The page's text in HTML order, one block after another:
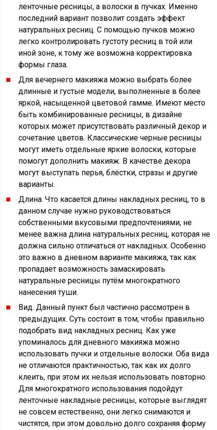
ленточные ресницы, а волоски в пучках. Именно
последний вариант позволит создать эффект
натуральных ресниц. С помощью пучков можно
легко контролировать густоту ресниц в той или
иной зоне, к тому же возможна корректировка
формы глаза.
Для вечернего макияжа можно выбрать более
длинные и густые модели, выполненные в более
яркой, насыщенной цветовой гамме. Имеют место
быть комбинированные ресницы, в дизайне
которых может присутствовать различный декор и
сочетание цветов. Классические черные ресницы
могут иметь отдельные яркие волоски, которые
помогут дополнить макияж. В качестве декора
могут выступать перья, блёстки, стразы и другие
варианты.
Длина. Что касается длины накладных ресниц, то в
данном случае нужно руководствоваться
собственными вкусовыми предпочтениями, не
менее важна длина натуральных ресниц, которая не
должна сильно отличаться от накладных. Особенно
это важно в дневном варианте макияжа, так как
пропадает возможность замаскировать
натуральные ресницы путём многократного
нанесения туши.
Вид. Данный пункт был частично рассмотрен в
предыдущих. Суть состоит в том, чтобы правильно
подобрать вид накладных ресниц. Как уже
упоминалось для дневного макияжа можно
использовать пучки и отдельные волоски. Оба вида
не отличаются практичностью, так как их долго
клеить, при этом их нельзя использовать повторно.
Для многократного использования подойдут
ленточные накладные ресницы, которые выглядят
не совсем естественно, они легко снимаются и
чистятся, при этом довольно долго сохраняя форму